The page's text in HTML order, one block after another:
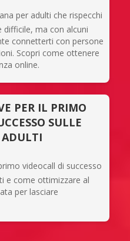
per adulti che rispecchi
ma con alcuni
connetterti con persone
Scopri come ottenere
online.
PER IL PRIMO
SULLE
videocall di successo
e come ottimizzare al
per lasciare